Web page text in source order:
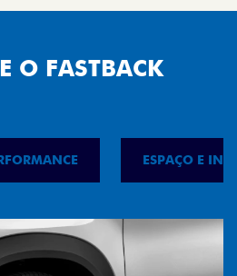
O FASTBACK
ESPAÇO E